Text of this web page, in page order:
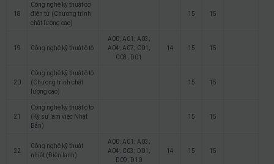
18
Công nghệ kỹ thuật cơ
điện tử (Chương trình
chất lượng cao)
15 15
19 Công nghệ kỹ thuật ô tô
A00; A01; A03;
A04; A07; C01;
C03; D01
14 15 15
20
Công nghệ kỹ thuật ô tô
(Chương trình chất
lượng cao)
15 15
21
Công nghệ kỹ thuật ô tô
(Kỹ sư làm việc Nhật
Bản)
15 15
22
Công nghệ kỹ thuật
nhiệt (Điện lạnh)
A00; A01; A03;
A04; C03; D01;
D09; D10
14 15 15